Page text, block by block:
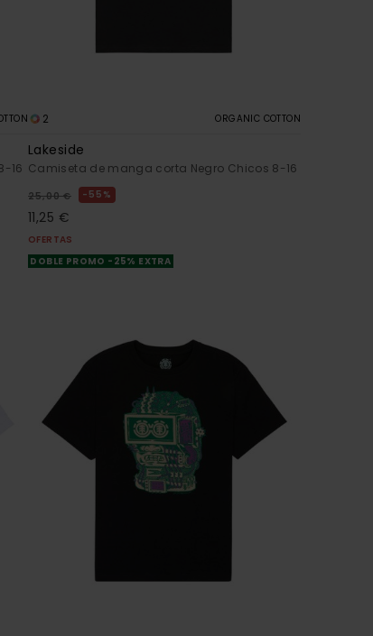
16
2 ORGANIC COTTON
Lakeside
Camiseta de manga corta Negro Chicos 8-16
25,00 € 55%
11,25 €
OFERTAS
DOBLE PROMO -25% EXTRA